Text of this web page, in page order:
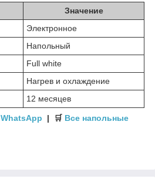
Значение
Электронное
Напольный
Full white
Нагрев и охлаждение
12 месяцев
WhatsApp | 🛒 Все напольные